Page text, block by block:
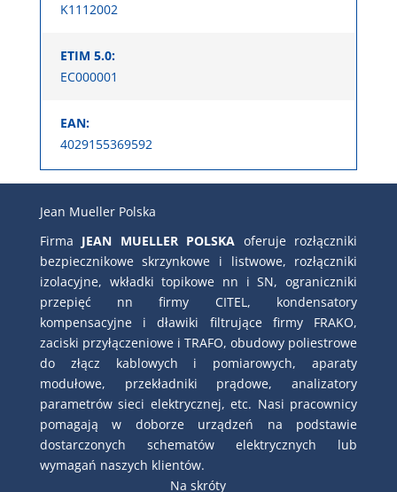
K1112002
ETIM 5.0:
EC000001
EAN:
4029155369592
Jean Mueller Polska
Firma JEAN MUELLER POLSKA oferuje rozłączniki
bezpiecznikowe skrzynkowe i listwowe, rozłączniki
izolacyjne, wkładki topikowe nn i SN, ograniczniki
przepięć nn firmy CITEL, kondensatory
kompensacyjne i dławiki filtrujące firmy FRAKO,
zaciski przyłączeniowe i TRAFO, obudowy poliestrowe
do złącz kablowych i pomiarowych, aparaty
modułowe, przekładniki prądowe, analizatory
parametrów sieci elektrycznej, etc. Nasi pracownicy
pomagają w doborze urządzeń na podstawie
dostarczonych schematów elektrycznych lub
wymagań naszych klientów.
Na skróty